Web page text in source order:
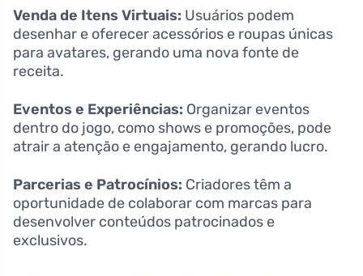
Venda de Itens Virtuais: Usuários podem
desenhar e oferecer acessórios e roupas únicas
para avatares, gerando uma nova fonte de
receita.
Eventos e Experiências: Organizar eventos
dentro do jogo, como shows e promoções, pode
atrair a atenção e engajamento, gerando lucro.
Parcerias e Patrocínios: Criadores têm a
oportunidade de colaborar com marcas para
desenvolver conteúdos patrocinados e
exclusivos.